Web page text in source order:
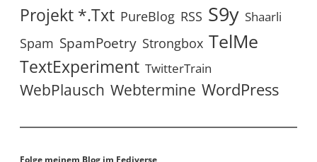
Projekt *.txt PureBlog RSS S9y Shaarli
Spam SpamPoetry Strongbox TelMe
TextExperiment TwitterTrain
WebPlausch Webtermine WordPress